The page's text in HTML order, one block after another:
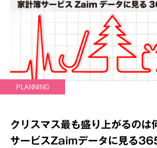
PLANNING
クリスマス最も盛り上がるのは
サービスZaimデータに見る